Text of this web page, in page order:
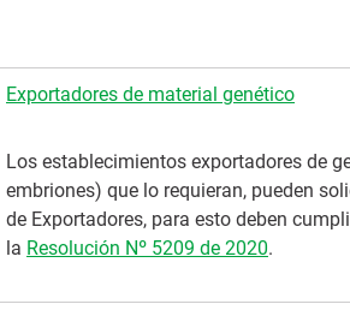
Exportadores de material genético
Los establecimientos exportadores de
embriones) que lo requieran, pueden
de Exportadores, para esto deben
la Resolución Nº 5209 de 2020.